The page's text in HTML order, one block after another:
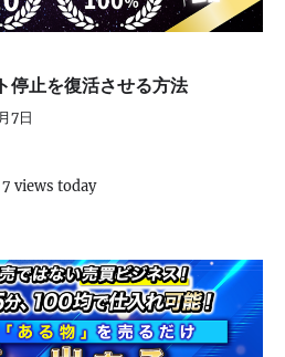
停止を復活させる方法
7日
views today